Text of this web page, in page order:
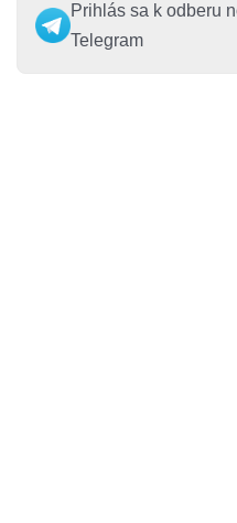
Prihlás sa k odberu
Telegram